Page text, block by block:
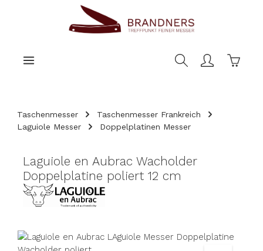
Taschenmesser
Taschenmesser Frankreich
Laguiole Messer
Doppelplatinen Messer
Laguiole en Aubrac Wacholder
Doppelplatine poliert 12 cm
Bildergalerie überspringen